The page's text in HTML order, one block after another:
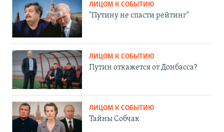
ЛИЦОМ К СОБЫТИЮ
"Путину не спасти рейтинг"
ЛИЦОМ К СОБЫТИЮ
Путин откажется от Донбасса?
ЛИЦОМ К СОБЫТИЮ
Тайны Собчак